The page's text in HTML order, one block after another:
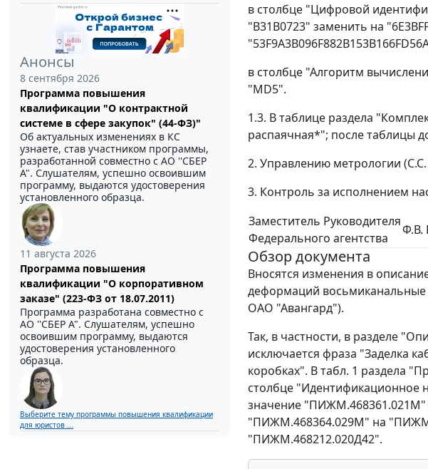
Анонсы
8 сентября 2026
Программа повышения
квалификации "О контрактной
системе в сфере закупок" (44-ФЗ)"
Об актуальных изменениях в КС
узнаете, став участником программы,
разработанной совместно с АО ''СБЕР
А". Слушателям, успешно освоившим
программу, выдаются удостоверения
установленного образца.
11 августа 2026
Программа повышения
квалификации "О корпоративном
заказе" (223-ФЗ от 18.07.2011)
Программа разработана совместно с
АО ''СБЕР А". Слушателям, успешно
освоившим программу, выдаются
удостоверения установленного
образца.
Выберите тему программы повышения квалификации
для юристов ...
в столбце "Цифровой
"В31В0723" заменить на
в столбце "Алгоритм
"MD5".
1.3. В таблице раздела
распаячная*"; после таблицы
2. Управлению метрологии
3. Контроль за исполнением
Заместитель Руководителя
Федерального агентства
Ф.В.
Обзор документа
Вносятся изменения в
деформаций
ОАО "Авангард").
Так, в частности, в разделе
исключается фраза "Заделка
коробках". В табл. 1 раздела
столбце "Идентификационное
значение
"ПИЖМ.468364.029М" на
"ПИЖМ.468212.020Д42".